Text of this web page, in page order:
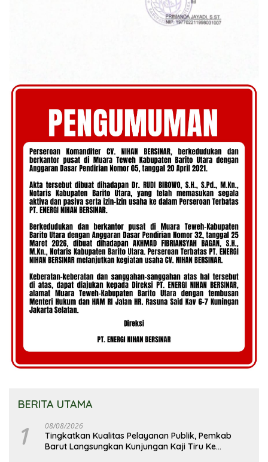
BERITA UTAMA
1 08/08/2026
Tingkatkan Kualitas Pelayanan Publik, Pemkab
Barut Langsungkan Kunjungan Kaji Tiru Ke